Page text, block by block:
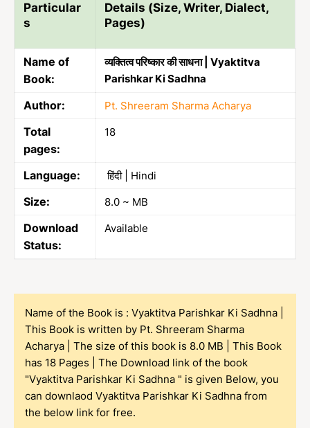
Particular
s
Details (Size, Writer, Dialect,
Pages)
Name of
Book:
व्यक्तित्व परिष्कार की साधना | Vyaktitva
Parishkar Ki Sadhna
Author: Pt. Shreeram Sharma Acharya
Total
pages:
18
Language: हिंदी | Hindi
Size: 8.0 ~ MB
Download
Status:
Available
Name of the Book is : Vyaktitva Parishkar Ki Sadhna |
This Book is written by Pt. Shreeram Sharma
Acharya | The size of this book is 8.0 MB | This Book
has 18 Pages | The Download link of the book
"Vyaktitva Parishkar Ki Sadhna " is given Below, you
can downlaod Vyaktitva Parishkar Ki Sadhna from
the below link for free.